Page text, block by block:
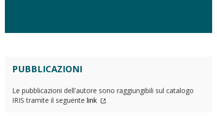
PUBBLICAZIONI
Le pubblicazioni dell'autore sono raggiungibili sul catalogo
IRIS tramite il seguente link